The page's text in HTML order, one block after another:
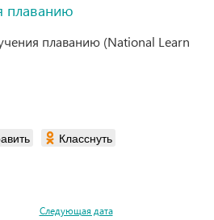
плаванию
плаванию (National Learn
Класснуть
Следующая дата